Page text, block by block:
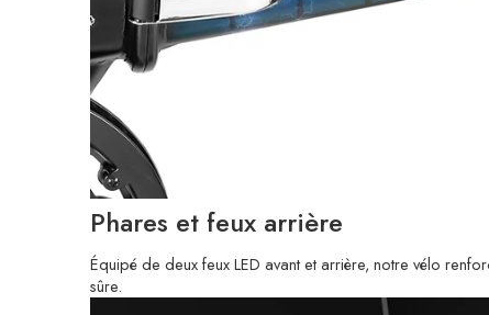
Phares et feux arrière
Équipé de deux feux LED avant et arrière, notre vélo
sûre.